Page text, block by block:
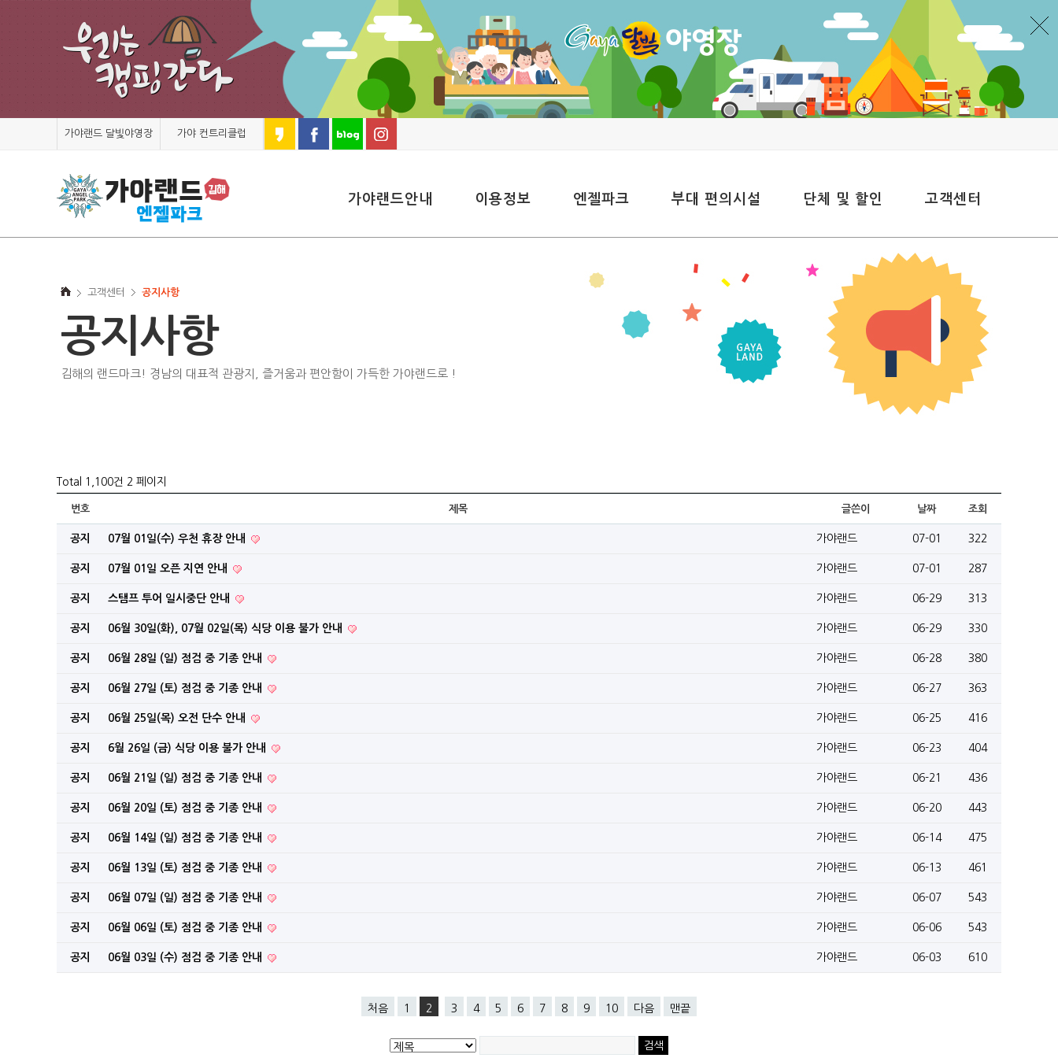
가야랜드 달빛야영장 가야 컨트리클럽
가야랜드안내 이용정보 엔젤파크 부대 편의시설 단체 및 할인 고객센터
고객센터 공지사항
공지사항
김해의 랜드마크! 경남의 대표적 관광지, 즐거움과 편안함이 가득한 가야랜드로 !
Total 1,100건 2 페이지
번호 제목 글쓴이 날짜 조회
공지 07월 01일(수) 우천 휴장 안내 가야랜드 07-01 322
공지 07월 01일 오픈 지연 안내 가야랜드 07-01 287
공지 스탬프 투어 일시중단 안내 가야랜드 06-29 313
공지 06월 30일(화), 07월 02일(목) 식당 이용 불가 안내 가야랜드 06-29 330
공지 06월 28일 (일) 점검 중 기종 안내 가야랜드 06-28 380
공지 06월 27일 (토) 점검 중 기종 안내 가야랜드 06-27 363
공지 06월 25일(목) 오전 단수 안내 가야랜드 06-25 416
공지 6월 26일 (금) 식당 이용 불가 안내 가야랜드 06-23 404
공지 06월 21일 (일) 점검 중 기종 안내 가야랜드 06-21 436
공지 06월 20일 (토) 점검 중 기종 안내 가야랜드 06-20 443
공지 06월 14일 (일) 점검 중 기종 안내 가야랜드 06-14 475
공지 06월 13일 (토) 점검 중 기종 안내 가야랜드 06-13 461
공지 06월 07일 (일) 점검 중 기종 안내 가야랜드 06-07 543
공지 06월 06일 (토) 점검 중 기종 안내 가야랜드 06-06 543
공지 06월 03일 (수) 점검 중 기종 안내 가야랜드 06-03 610
처음 1 2 3 4 5 6 7 8 9 10 다음 맨끝